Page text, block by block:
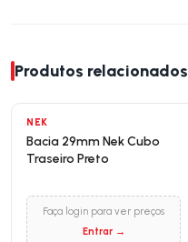
Produtos relacionados
NEK
Bacia 29mm Nek Cubo
Traseiro Preto
Faça login para ver preços
Entrar →